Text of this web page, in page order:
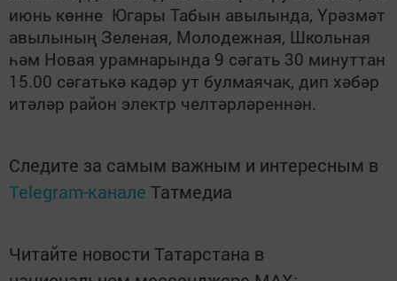
июнь көнне Югары Табын авылында, Үрәзмәт
авылының Зеленая, Молодежная, Школьная
һәм Новая урамнарында 9 сәгать 30 минуттан
15.00 сәгатькә кадәр ут булмаячак, дип хәбәр
итәләр район электр челтәрләреннән.
Следите за самым важным и интересным в
Telegram-канале Татмедиа
Читайте новости Татарстана в